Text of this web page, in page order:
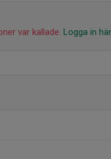
var kallade. Logga in här